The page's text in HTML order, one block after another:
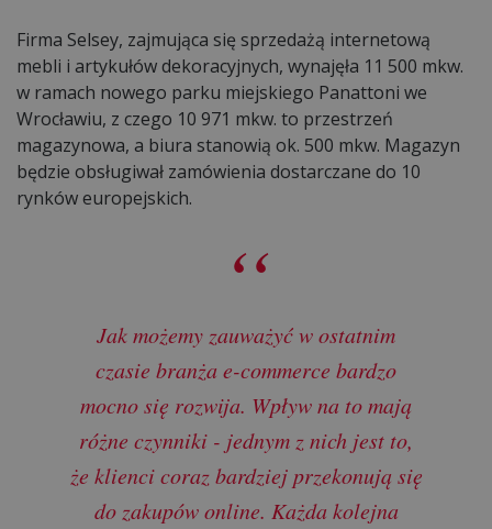
Firma Selsey, zajmująca się sprzedażą internetową
mebli i artykułów dekoracyjnych, wynajęła 11 500 mkw.
w ramach nowego parku miejskiego Panattoni we
Wrocławiu, z czego 10 971 mkw. to przestrzeń
magazynowa, a biura stanowią ok. 500 mkw. Magazyn
będzie obsługiwał zamówienia dostarczane do 10
rynków europejskich.
Jak możemy zauważyć w ostatnim
czasie branża e-commerce bardzo
mocno się rozwija. Wpływ na to mają
różne czynniki - jednym z nich jest to,
że klienci coraz bardziej przekonują się
do zakupów online. Każda kolejna